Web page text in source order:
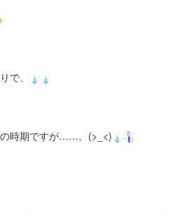
で、
時期ですが……。(>_<)